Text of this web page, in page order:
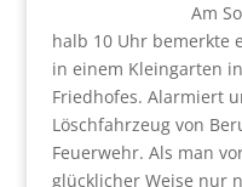
Am
halb 10 Uhr bemerkte
in einem Kleingarten
Friedhofes. Alarmiert
Löschfahrzeug von
Feuerwehr. Als man
glücklicher Weise nur